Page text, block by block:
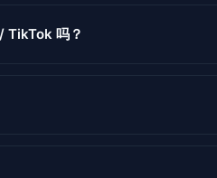
TikTok 吗？